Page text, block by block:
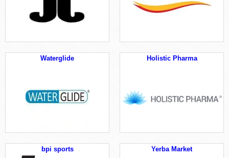
Waterglide Holistic Pharma
bpi sports Yerba Market